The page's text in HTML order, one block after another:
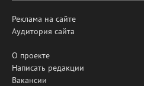
Реклама на сайте
Аудитория сайта
О проекте
Написать редакции
Вакансии